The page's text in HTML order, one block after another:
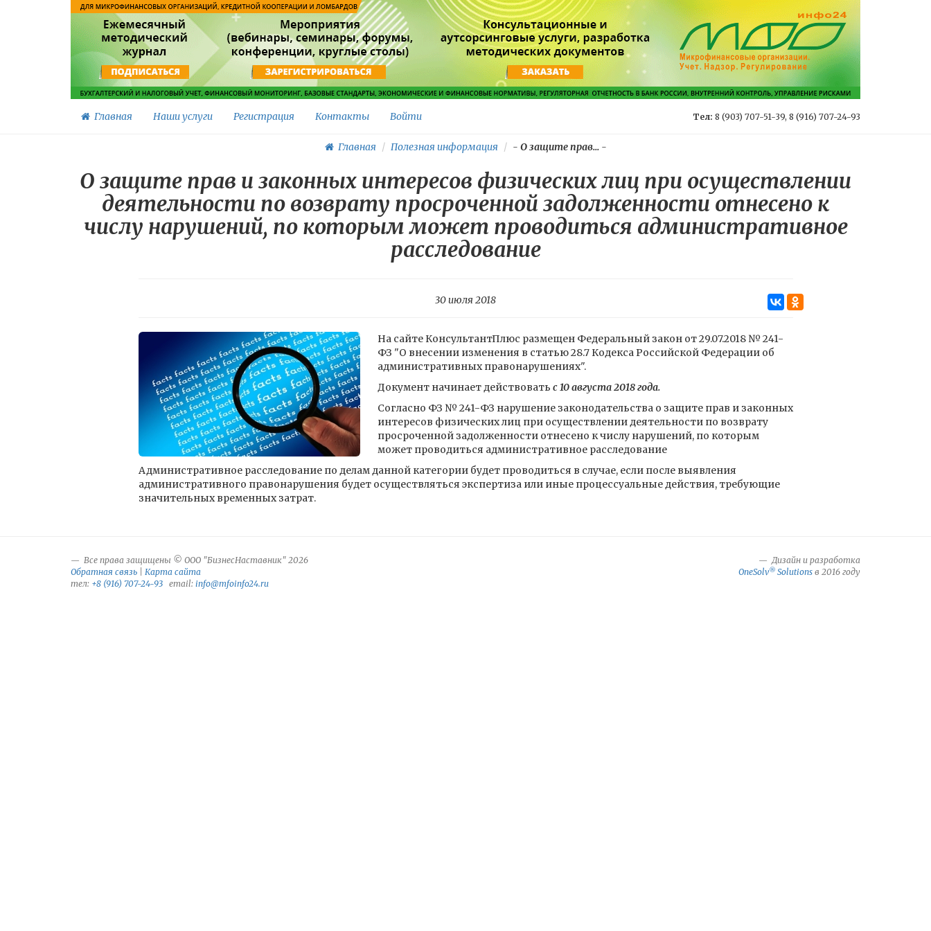
Главная Наши услуги Регистрация Контакты Войти Тел: 8 (903) 707-51-39, 8 (916) 707-24-93
Главная Полезная информация - О защите прав...-
О защите прав и законных интересов физических лиц при осуществлении
деятельности по возврату просроченной задолженности отнесено к
числу нарушений, по которым может проводиться административное
расследование
30 июля 2018
На сайте КонсультантПлюс размещен Федеральный закон от 29.07.2018 № 241-
ФЗ "О внесении изменения в статью 28.7 Кодекса Российской Федерации об
административных правонарушениях".
Документ начинает действовать с 10 августа 2018 года.
Согласно ФЗ № 241-ФЗ нарушение законодательства о защите прав и законных
интересов физических лиц при осуществлении деятельности по возврату
просроченной задолженности отнесено к числу нарушений, по которым
может проводиться административное расследование
Административное расследование по делам данной категории будет проводиться в случае, если после выявления
административного правонарушения будет осуществляться экспертиза или иные процессуальные действия, требующие
значительных временных затрат.
Все права защищены © ООО "БизнесНаставник" 2026
Обратная связь
Карта сайта
тел: +8 (916) 707-24-93 email: info@mfoinfo24.ru
Дизайн и разработка
OneSolv® Solutions в 2016 году